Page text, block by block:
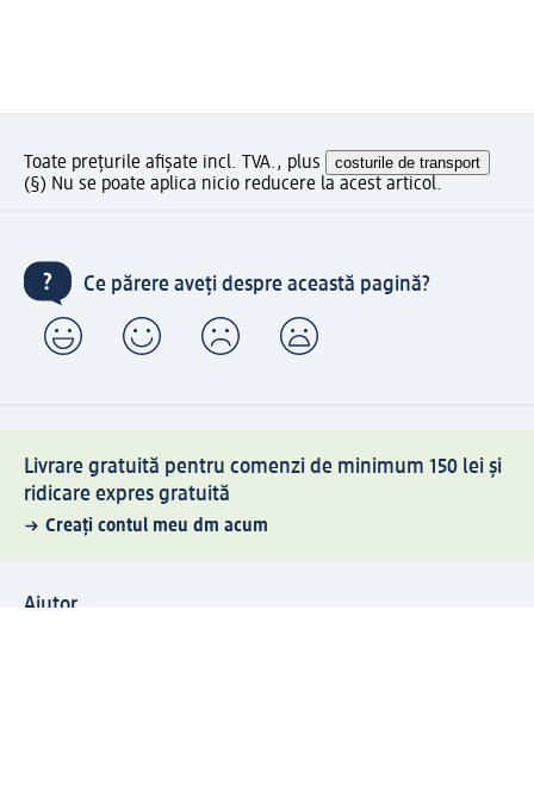
Toate prețurile afișate incl. TVA., plus costurile de transport
(§) Nu se poate aplica nicio reducere la acest articol.
Ce părere aveți despre această pagină?
Livrare gratuită pentru comenzi de minimum 150 lei și
ridicare expres gratuită
Creați contul meu dm acum
Ajutor